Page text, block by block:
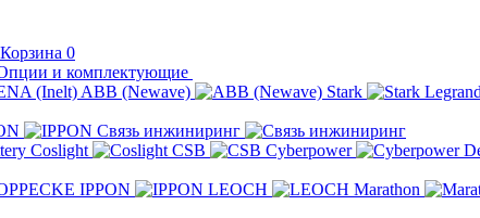
Корзина 0
и комплектующие
ABB (Newave) Stark Legrand
Связь инжиниринг
Coslight CSB Cyberpower
IPPON LEOCH Marathon